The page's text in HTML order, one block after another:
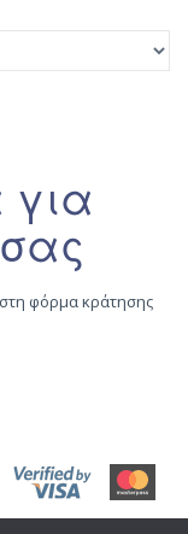
στη φόρμα κράτησης